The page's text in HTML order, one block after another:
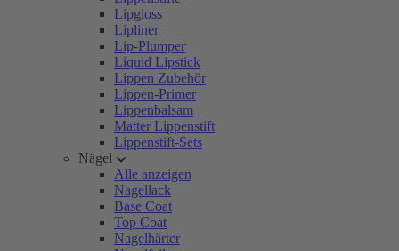
Lipgloss
Lipliner
Lip-Plumper
Liquid Lipstick
Lippen Zubehör
Lippen-Primer
Lippenbalsam
Matter Lippenstift
Lippenstift-Sets
Nägel
Alle anzeigen
Nagellack
Base Coat
Top Coat
Nagelhärter